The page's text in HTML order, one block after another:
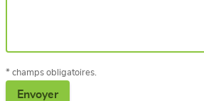
* champs obligatoires.